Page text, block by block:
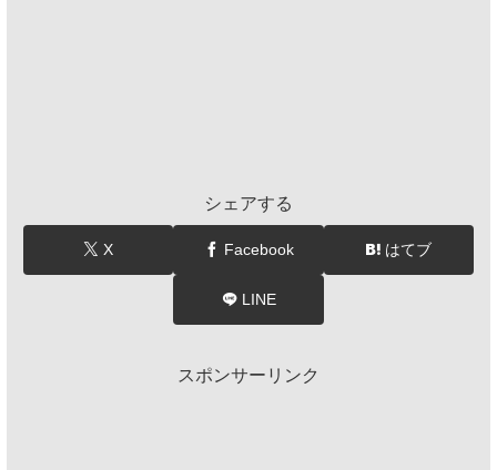
シェアする
X Facebook はてブ
LINE
スポンサーリンク